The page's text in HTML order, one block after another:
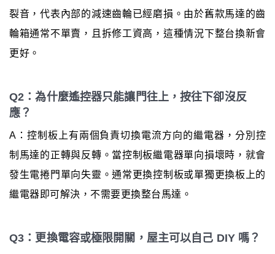
裂音，代表內部的減速齒輪已經磨損。由於舊款馬達的齒
輪箱通常不單賣，且拆修工資高，這種情況下整台換新會
更好。
Q2：為什麼遙控器只能讓門往上，按往下卻沒反
應？
A：控制板上有兩個負責切換電流方向的繼電器，分別控
制馬達的正轉與反轉。當控制板繼電器單向損壞時，就會
發生電捲門單向失靈。通常更換控制板或單獨更換板上的
繼電器即可解決，不需要更換整台馬達。
Q3：更換電容或極限開關，屋主可以自己 DIY 嗎？